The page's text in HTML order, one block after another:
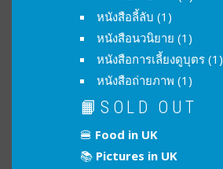
หนังสือลี้ลับ (1)
หนังสือนวนิยาย (1)
หนังสือการเลี้ยงดูบุตร (1)
หนังสือถ่ายภาพ (1)
📙SOLD OUT
🍔 Food in UK
📚 Pictures in UK